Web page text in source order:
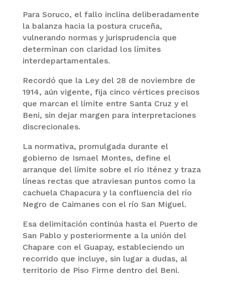
Para Soruco, el fallo inclina deliberadamente
la balanza hacia la postura cruceña,
vulnerando normas y jurisprudencia que
determinan con claridad los límites
interdepartamentales.
Recordó que la Ley del 28 de noviembre de
1914, aún vigente, fija cinco vértices precisos
que marcan el límite entre Santa Cruz y el
Beni, sin dejar margen para interpretaciones
discrecionales.
La normativa, promulgada durante el
gobierno de Ismael Montes, define el
arranque del límite sobre el río Iténez y traza
líneas rectas que atraviesan puntos como la
cachuela Chapacura y la confluencia del río
Negro de Caimanes con el río San Miguel.
Esa delimitación continúa hasta el Puerto de
San Pablo y posteriormente a la unión del
Chapare con el Guapay, estableciendo un
recorrido que incluye, sin lugar a dudas, al
territorio de Piso Firme dentro del Beni.